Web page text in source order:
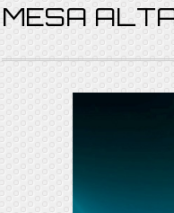
MESA